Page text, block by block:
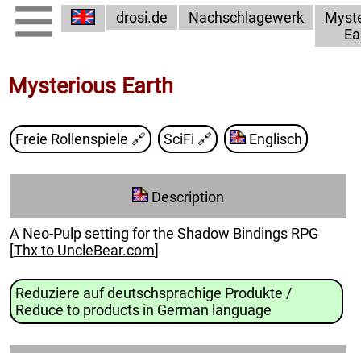
drosi.de Nachschlagewerk
Mysterious Earth
Freie Rollenspiele 🔗 SciFi 🔗 Englisch
Description
A Neo-Pulp setting for the Shadow Bindings RPG
[Thx to UncleBear.com]
Reduziere auf deutschsprachige Produkte /
Reduce to products in German language